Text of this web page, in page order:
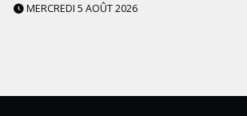
MERCREDI 5 AOÛT 2026